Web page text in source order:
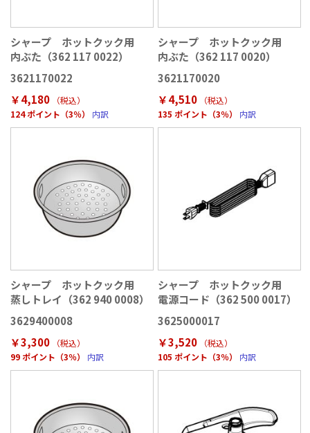
シャープ ホットクック用
内ぶた（362 117 0022）
3621170022
￥4,180
（税込）
124 ポイント（3％）
内訳
シャープ ホットクック用
内ぶた（362 117 0020）
3621170020
￥4,510
（税込）
135 ポイント（3％）
内訳
シャープ ホットクック用
蒸しトレイ（362 940 0008）
3629400008
￥3,300
（税込）
99 ポイント（3％）
内訳
シャープ ホットクック用
電源コード（362 500 0017）
3625000017
￥3,520
（税込）
105 ポイント（3％）
内訳